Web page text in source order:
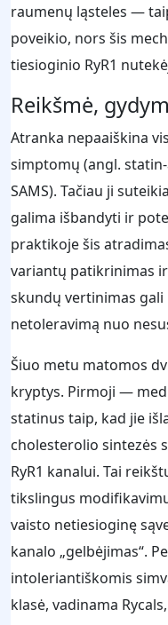
raumenų ląsteles —
poveikio, nors šis
tiesioginio RyR1
Reikšmė,
Atranka nepaaiškina
simptomų (angl.
SAMS). Tačiau ji
galima išbandyti ir
praktikoje šis
variantų patikrinimas
skundų vertinimas
netoleravimą nuo
Šiuo metu matomos
kryptys. Pirmoji —
statinus taip, kad jie
cholesterolio sintezės
RyR1 kanalui. Tai
tikslingus
vaisto netiesioginę
kanalo „gelbėjimas“.
intoleriantiškomis
klasė, vadinama